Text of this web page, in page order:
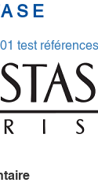
test références